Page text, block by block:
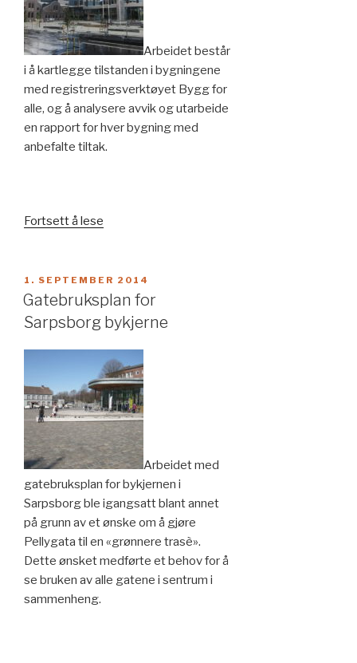
Arbeidet består
i å kartlegge tilstanden i bygningene
med registreringsverktøyet Bygg for
alle, og å analysere avvik og utarbeide
en rapport for hver bygning med
anbefalte tiltak.
Fortsett å lese
innen
universell
utforming»
PUBLISERT
1. SEPTEMBER 2014
Gatebruksplan for
Sarpsborg bykjerne
Arbeidet med
gatebruksplan for bykjernen i
Sarpsborg ble igangsatt blant annet
på grunn av et ønske om å gjøre
Pellygata til en «grønnere trasè».
Dette ønsket medførte et behov for å
se bruken av alle gatene i sentrum i
sammenheng.